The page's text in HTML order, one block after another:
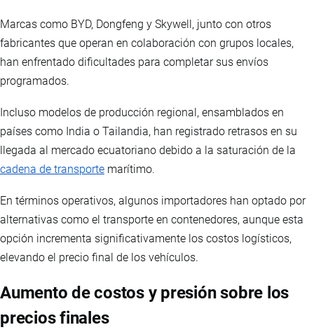
Marcas como BYD, Dongfeng y Skywell, junto con otros
fabricantes que operan en colaboración con grupos locales,
han enfrentado dificultades para completar sus envíos
programados.
Incluso modelos de producción regional, ensamblados en
países como India o Tailandia, han registrado retrasos en su
llegada al mercado ecuatoriano debido a la saturación de la
cadena de transporte marítimo.
En términos operativos, algunos importadores han optado por
alternativas como el transporte en contenedores, aunque esta
opción incrementa significativamente los costos logísticos,
elevando el precio final de los vehículos.
Aumento de costos y presión sobre los
precios finales